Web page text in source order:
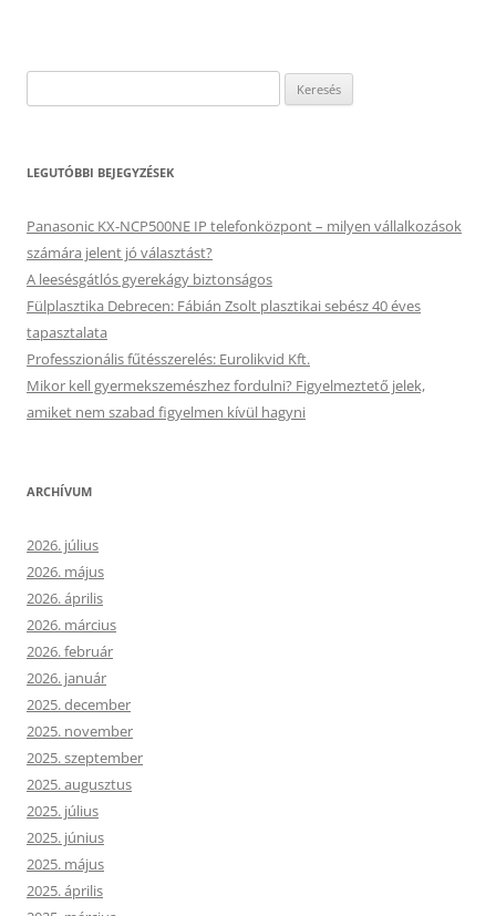
LEGUTÓBBI BEJEGYZÉSEK
Panasonic KX-NCP500NE IP telefonközpont – milyen vállalkozások
számára jelent jó választást?
A leesésgátlós gyerekágy biztonságos
Fülplasztika Debrecen: Fábián Zsolt plasztikai sebész 40 éves
tapasztalata
Professzionális fűtésszerelés: Eurolikvid Kft.
Mikor kell gyermekszemészhez fordulni? Figyelmeztető jelek,
amiket nem szabad figyelmen kívül hagyni
ARCHÍVUM
2026. július
2026. május
2026. április
2026. március
2026. február
2026. január
2025. december
2025. november
2025. szeptember
2025. augusztus
2025. július
2025. június
2025. május
2025. április